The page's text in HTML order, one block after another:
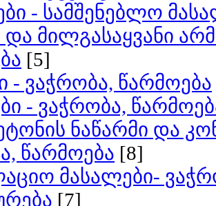
- სამშენებლო
მილგასაყვანი
[5]
- ვაჭრობა, წარმოება
- ვაჭრობა,
ნაწარმი და
წარმოება [8]
მასალები-
[7]